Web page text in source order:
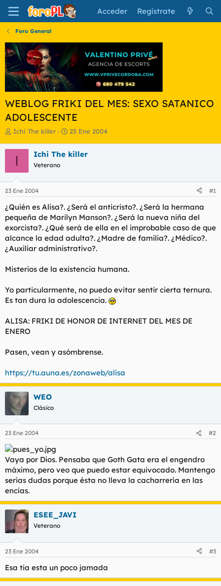
Acceder Regístrate
Foro General
WEBLOG FRIKI DEL MES: SEXO SATANICO
ADOLESCENTE
I
i
c
a
d
o
d
e
l
t
e
Ichi The killer
F
h
e
i
c
i
o
23 Ene 2004
I Ichi The killer
Veterano
23 Ene 2004 #1
¿Quién es Alisa?. ¿Será el anticristo?. ¿Será la hermana
pequeña de Marilyn Manson?. ¿Será la nueva niña del
exorcista?. ¿Qué será de ella en el improbable caso de que
alcance la edad adulta?. ¿Madre de familia?. ¿Médico?.
¿Auxiliar administrativo?.
Misterios de la existencia humana.
Yo particularmente, no puedo evitar sentir cierta ternura.
Es tan dura la adolescencia.
ALISA: FRIKI DE HONOR DE INTERNET DEL MES DE
ENERO
Pasen, vean y asómbrense.
https://tu.auna.es/zonaweb/alisa
WEO
Clásico
23 Ene 2004 #2
Vaya por Dios. Pensaba que Goth Gata era el engendro
máximo, pero veo que puedo estar equivocado. Mantengo
serias dudas porque ésta no lleva la cacharrería en las
encías.
ESEE_JAVI
Veterano
23 Ene 2004 #3
Esa tia esta un poco jamada